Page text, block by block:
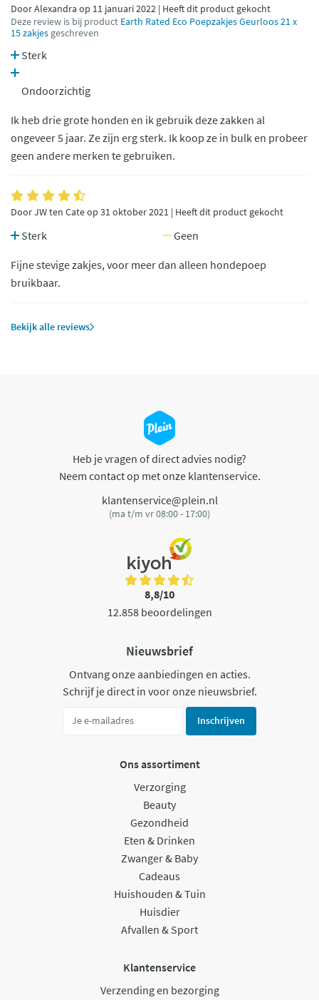
Door Alexandra op 11 januari 2022 | Heeft dit product gekocht
Deze review is bij product Earth Rated Eco Poepzakjes Geurloos 21 x
15 zakjes geschreven
Sterk
Ondoorzichtig
Ik heb drie grote honden en ik gebruik deze zakken al
ongeveer 5 jaar. Ze zijn erg sterk. Ik koop ze in bulk en probeer
geen andere merken te gebruiken.
Door JW ten Cate op 31 oktober 2021 | Heeft dit product gekocht
Sterk Geen
Fijne stevige zakjes, voor meer dan alleen hondepoep
bruikbaar.
Bekijk alle reviews
Heb je vragen of direct advies nodig?
Neem contact op met onze klantenservice.
klantenservice@plein.nl
(ma t/m vr 08:00 - 17:00)
8,8/10
12.858 beoordelingen
Nieuwsbrief
Ontvang onze aanbiedingen en acties.
Schrijf je direct in voor onze nieuwsbrief.
Inschrijven
Ons assortiment
Verzorging
Beauty
Gezondheid
Eten & Drinken
Zwanger & Baby
Cadeaus
Huishouden & Tuin
Huisdier
Afvallen & Sport
Klantenservice
Verzending en bezorging